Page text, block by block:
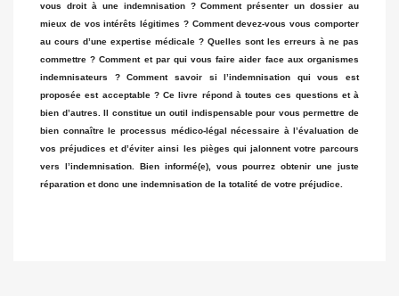
vous droit à une indemnisation ? Comment présenter un dossier au
mieux de vos intérêts légitimes ? Comment devez-vous vous comporter
au cours d’une expertise médicale ? Quelles sont les erreurs à ne pas
commettre ? Comment et par qui vous faire aider face aux organismes
indemnisateurs ? Comment savoir si l’indemnisation qui vous est
proposée est acceptable ? Ce livre répond à toutes ces questions et à
bien d’autres. Il constitue un outil indispensable pour vous permettre de
bien connaître le processus médico-légal nécessaire à l’évaluation de
vos préjudices et d’éviter ainsi les pièges qui jalonnent votre parcours
vers l’indemnisation. Bien informé(e), vous pourrez obtenir une juste
réparation et donc une indemnisation de la totalité de votre préjudice.